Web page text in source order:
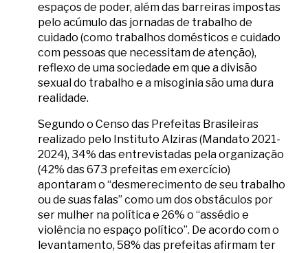
espaços de poder, além das barreiras impostas
pelo acúmulo das jornadas de trabalho de
cuidado (como trabalhos domésticos e cuidado
com pessoas que necessitam de atenção),
reflexo de uma sociedade em que a divisão
sexual do trabalho e a misoginia são uma dura
realidade.
Segundo o Censo das Prefeitas Brasileiras
realizado pelo Instituto Alziras (Mandato 2021-
2024), 34% das entrevistadas pela organização
(42% das 673 prefeitas em exercício)
apontaram o “desmerecimento de seu trabalho
ou de suas falas” como um dos obstáculos por
ser mulher na política e 26% o “assédio e
violência no espaço político”. De acordo com o
levantamento, 58% das prefeitas afirmam ter